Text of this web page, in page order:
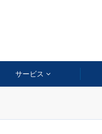
サービス